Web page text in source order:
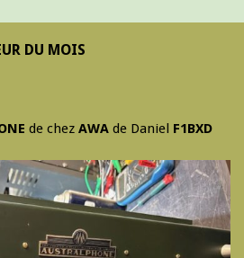
DU MOIS
de chez AWA de Daniel F1BXD